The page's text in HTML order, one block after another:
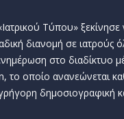
Τύπου» ξεκίνησε
διανομή σε ιατρούς
στο διαδίκτυο
οποίο ανανεώνεται